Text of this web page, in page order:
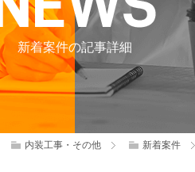
新着案件の記事詳細
内装工事・その他 新着案件